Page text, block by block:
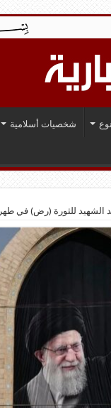
شخصيات أسلامية
الشهيد للثورة (رض) في